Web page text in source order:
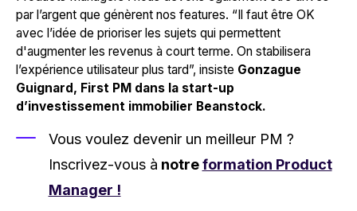
par l’argent que génèrent nos features. “Il faut être OK
avec l’idée de prioriser les sujets qui permettent
d'augmenter les revenus à court terme. On stabilisera
l’expérience utilisateur plus tard”, insiste Gonzague
Guignard, First PM dans la start-up
d’investissement immobilier Beanstock.
Vous voulez devenir un meilleur PM ?
Inscrivez-vous à notreformation Product
Manager !